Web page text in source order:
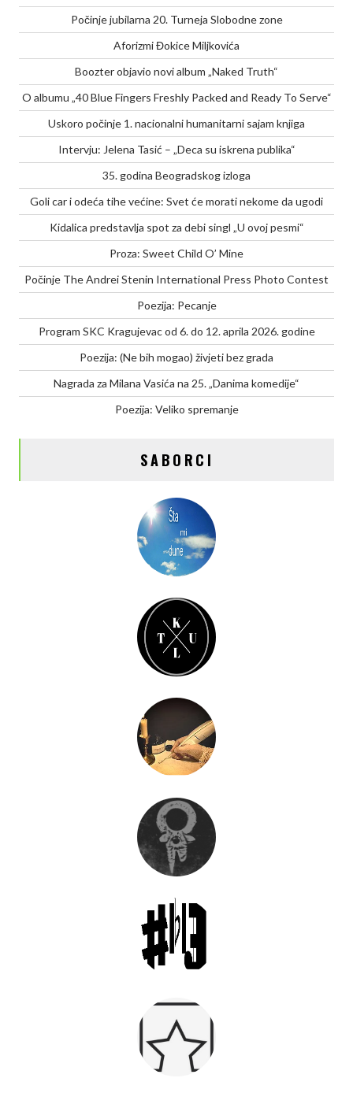
Počinje jubilarna 20. Turneja Slobodne zone
Aforizmi Đokice Miljkovića
Boozter objavio novi album „Naked Truth“
O albumu „40 Blue Fingers Freshly Packed and Ready To Serve“
Uskoro počinje 1. nacionalni humanitarni sajam knjiga
Intervju: Jelena Tasić – „Deca su iskrena publika“
35. godina Beogradskog izloga
Goli car i odeća tihe većine: Svet će morati nekome da ugodi
Kidalica predstavlja spot za debi singl „U ovoj pesmi“
Proza: Sweet Child O’ Mine
Počinje The Andrei Stenin International Press Photo Contest
Poezija: Pecanje
Program SKC Kragujevac od 6. do 12. aprila 2026. godine
Poezija: (Ne bih mogao) živjeti bez grada
Nagrada za Milana Vasića na 25. „Danima komedije“
Poezija: Veliko spremanje
SABORCI